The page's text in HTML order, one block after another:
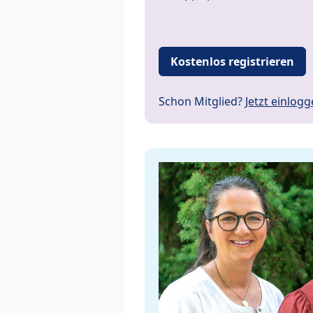
Kostenlos registrieren
Schon Mitglied? Jetzt